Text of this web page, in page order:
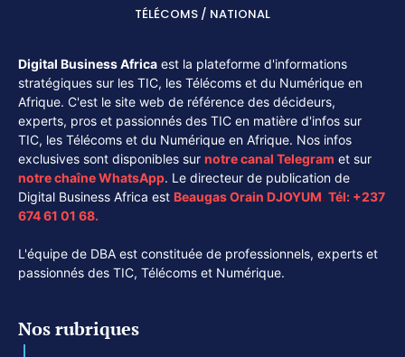
TÉLÉCOMS / NATIONAL
Digital Business Africa est la plateforme d'informations
stratégiques sur les TIC, les Télécoms et du Numérique en
Afrique. C'est le site web de référence des décideurs,
experts, pros et passionnés des TIC en matière d'infos sur
TIC, les Télécoms et du Numérique en Afrique. Nos infos
exclusives sont disponibles sur notre canal Telegram et sur
notre chaîneWhatsApp. Le directeur de publication de
Digital Business Africa est Beaugas Orain DJOYUM. Tél: +237
674 61 01 68.
L'équipe de DBA est constituée de professionnels, experts et
passionnés des TIC, Télécoms et Numérique.
Nos rubriques